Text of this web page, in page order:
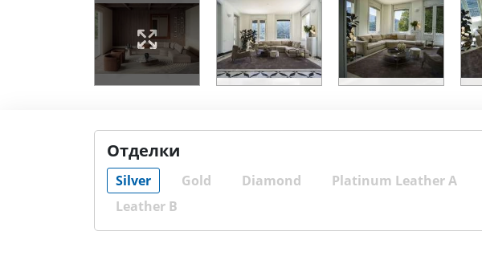
Отделки
Silver Gold Diamond
Platinum Leather A
Leather B